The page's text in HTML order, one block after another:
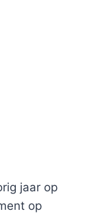
jaar op
op